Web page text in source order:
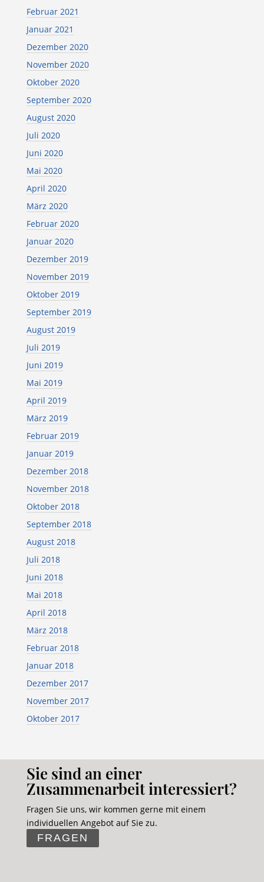
Februar 2021
Januar 2021
Dezember 2020
November 2020
Oktober 2020
September 2020
August 2020
Juli 2020
Juni 2020
Mai 2020
April 2020
März 2020
Februar 2020
Januar 2020
Dezember 2019
November 2019
Oktober 2019
September 2019
August 2019
Juli 2019
Juni 2019
Mai 2019
April 2019
März 2019
Februar 2019
Januar 2019
Dezember 2018
November 2018
Oktober 2018
September 2018
August 2018
Juli 2018
Juni 2018
Mai 2018
April 2018
März 2018
Februar 2018
Januar 2018
Dezember 2017
November 2017
Oktober 2017
Sie sind an einer
Zusammenarbeit interessiert?
Fragen Sie uns, wir kommen gerne mit einem
individuellen Angebot auf Sie zu.
FRAGEN